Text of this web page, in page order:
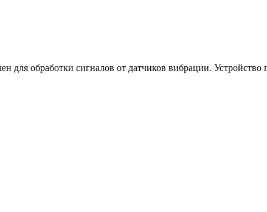
для обработки сигналов от датчиков вибрации.